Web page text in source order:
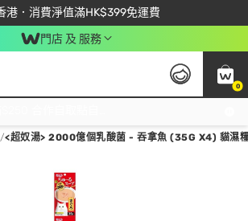
港．消費淨值滿HK$399免運費
即成為易賞錢會員盡享獨家優惠
下單買滿$450 輸入 NEWAPP 即減$50
門店 及 服務
0
/<超奴湯> 2000億個乳酸菌 - 吞拿魚 (35G X4) 貓濕